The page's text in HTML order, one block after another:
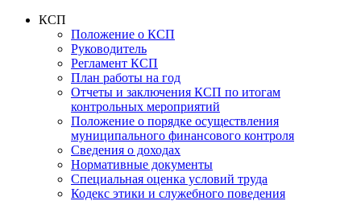
КСП
Положение о КСП
Руководитель
Регламент КСП
План работы на год
Отчеты и заключения КСП по итогам
контрольных мероприятий
Положение о порядке осуществления
муниципального финансового контроля
Сведения о доходах
Нормативные документы
Специальная оценка условий труда
Кодекс этики и служебного поведения